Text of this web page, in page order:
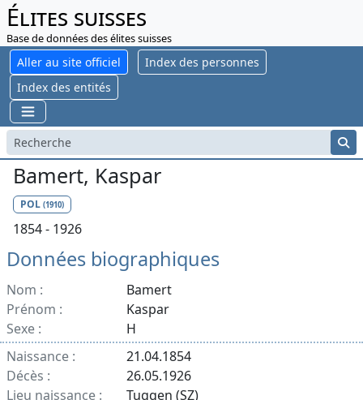
Élites suisses
Base de données des élites suisses
Aller au site officiel
Index des personnes
Index des entités
Bamert, Kaspar
POL (1910)
1854 - 1926
Données biographiques
Nom :
Bamert
Prénom :
Kaspar
Sexe :
H
Naissance :
21.04.1854
Décès :
26.05.1926
Lieu naissance :
Tuggen (SZ)